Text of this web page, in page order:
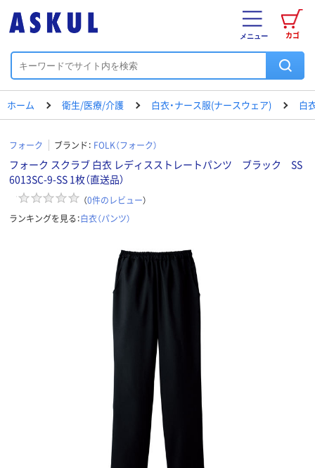
カゴ
メニュー
ホーム 衛生/医療/介護 白衣・ナース服(ナースウェア) 白
フォーク ブランド： FOLK（フォーク）
フォーク スクラブ 白衣 レディスストレートパンツ ブラック SS
6013SC-9-SS 1枚（直送品）
（0件のレビュー）
ランキングを見る：白衣（パンツ）